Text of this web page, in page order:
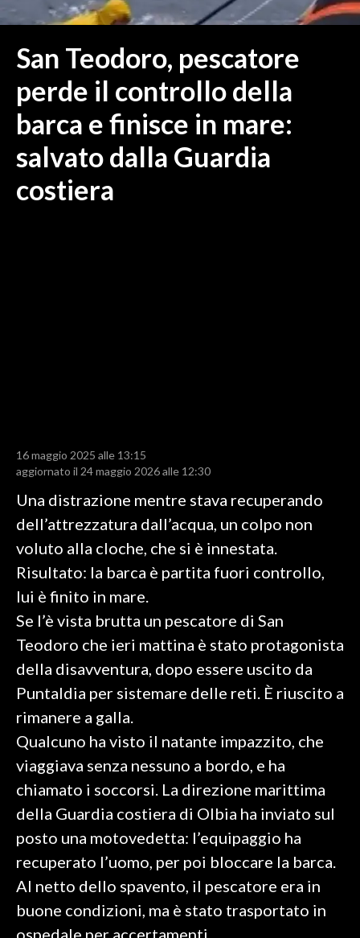
ITALIA
MONDO
POLITICA
ECONOMIA
SERVIZI ALLE IMPRESE
VOLLEY
MOTORI
TENNIS
ALTRI SPORT
CULTURA
SPETTACOLI
GOSSIP
SARDEGNA TURISMO
SARDI NEL MONDO
NOTIZIE
EVENTI
#CARAUNIONE
3 MINUTI CON
San Teodoro, pescatore
perde il controllo della
barca e finisce in mare:
salvato dalla Guardia
costiera
16 maggio 2025 alle 13:15
aggiornato il 24 maggio 2026 alle 12:30
Una distrazione mentre stava recuperando
dell’attrezzatura dall’acqua, un colpo non
voluto alla cloche, che si è innestata.
Risultato: la barca è partita fuori controllo,
lui è finito in mare.
Se l’è vista brutta un pescatore di San
Teodoro che ieri mattina è stato protagonista
della disavventura, dopo essere uscito da
Puntaldia per sistemare delle reti. È riuscito a
rimanere a galla.
Qualcuno ha visto il natante impazzito, che
viaggiava senza nessuno a bordo, e ha
chiamato i soccorsi. La direzione marittima
della Guardia costiera di Olbia ha inviato sul
posto una motovedetta: l’equipaggio ha
recuperato l’uomo, per poi bloccare la barca.
Al netto dello spavento, il pescatore era in
buone condizioni, ma è stato trasportato in
ospedale per accertamenti.